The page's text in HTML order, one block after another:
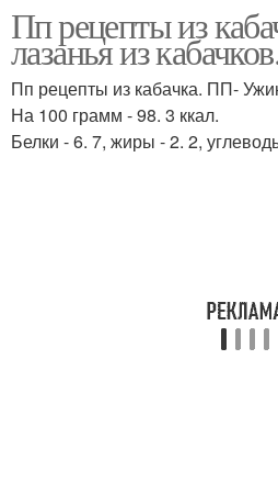
Пп рецепты из
лазанья из
Пп рецепты из кабачка. ПП-
На 100 грамм - 98. 3 ккал.
Белки - 6. 7, жиры - 2. 2,